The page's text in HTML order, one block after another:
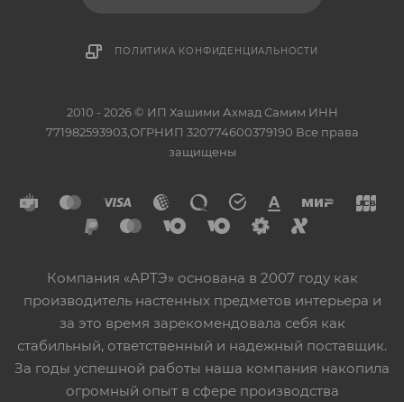
ПОЛИТИКА КОНФИДЕНЦИАЛЬНОСТИ
2010 - 2026 © ИП Хашими Ахмад Самим ИНН
771982593903,ОГРНИП 320774600379190 Все права
защищены
Компания «АРТЭ» основана в 2007 году как
производитель настенных предметов интерьера и
за это время зарекомендовала себя как
стабильный, ответственный и надежный поставщик.
За годы успешной работы наша компания накопила
огромный опыт в сфере производства